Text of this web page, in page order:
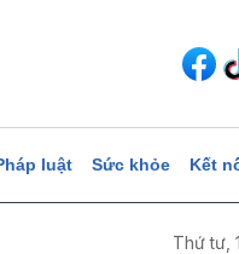
luật Sức khỏe Kết
Thứ tư,